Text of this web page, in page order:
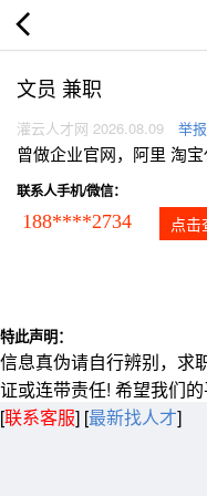
文员 兼职
灌云人才网 2026.08.09 举报
曾做企业官网，阿里 淘宝
联系人手机/微信：
188****2734 点击
特此声明：
信息真伪请自行辨别，求
证或连带责任! 希望我们
[联系客服] [最新找人才]